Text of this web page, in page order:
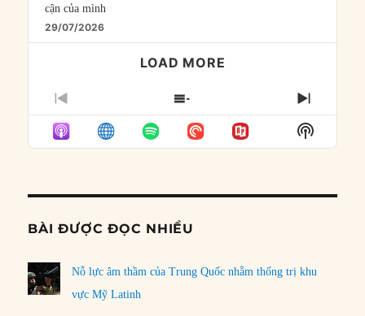
cận của mình
29/07/2026
LOAD MORE
PREVIOUS
EPISODE
SHOW
EPISODES
LIST
NEXT
Show
Podcast
BÀI ĐƯỢC ĐỌC NHIỀU
Nỗ lực âm thầm của Trung Quốc nhằm thống trị khu
vực Mỹ Latinh